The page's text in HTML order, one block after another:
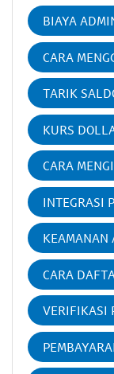
BIAYA
CARA
TARIK
KURS
CARA
INTEGRASI
KEAMANAN
CARA
VERIFIKASI